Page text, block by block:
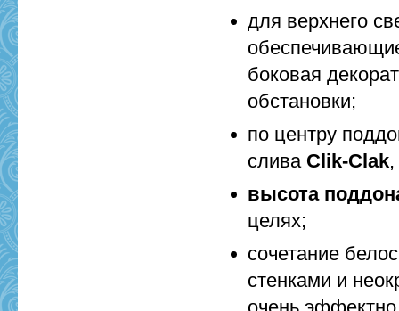
для верхнего
боковая
обстановки;
по центру
слива Clik-Clak
высота
целях;
сочетание
стенками и